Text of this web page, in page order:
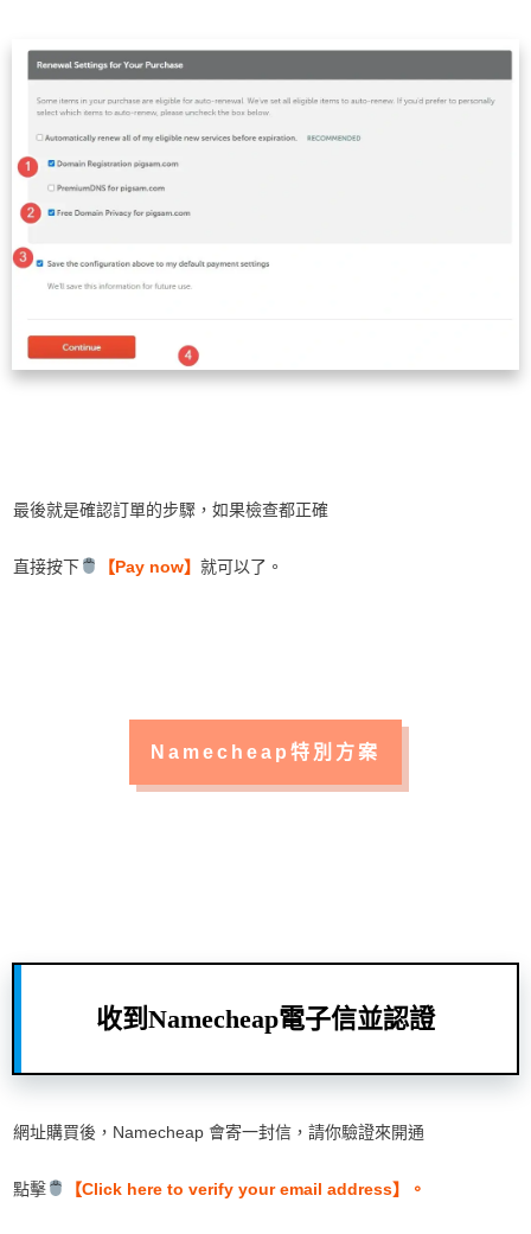
最後就是確認訂單的步驟，如果檢查都正確
直接按下 【Pay now】 就可以了。
Namecheap特別方案
收到Namecheap電子信並認證
網址購買後，Namecheap 會寄一封信，請你驗證來開通
點擊 【Click here to verify your email address】。